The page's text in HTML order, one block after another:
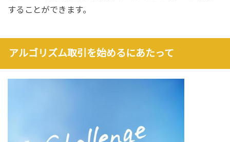
することができます。
アルゴリズム取引を始めるにあたって